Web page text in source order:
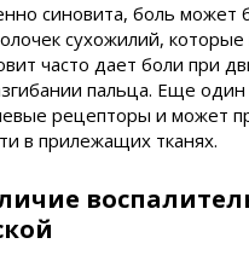
синовита, боль
сухожилий,
часто дает боли при
пальца. Еще
рецепторы и может
в прилежащих тканях.